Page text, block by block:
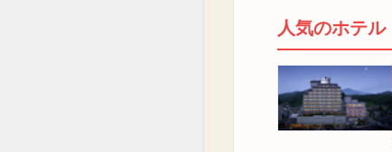
人気のホテル